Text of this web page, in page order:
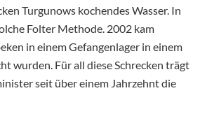
Turgunows kochendes Wasser. In
Folter Methode. 2002 kam
in einem Gefangenlager in einem
wurden. Für all diese Schrecken trägt
seit über einem Jahrzehnt die